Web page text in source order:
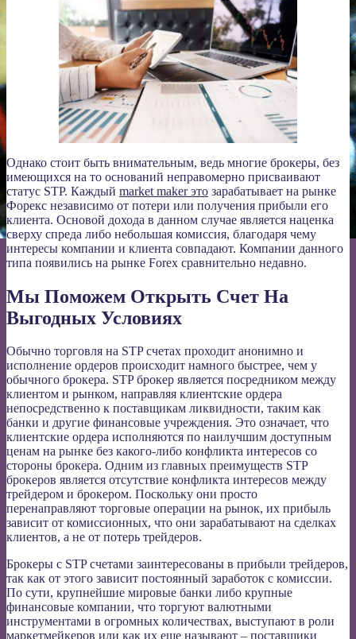
Однако стоит быть внимательным, ведь многие брокеры, без
имеющихся на то оснований неправомерно присваивают
статус STP. Каждый market maker это зарабатывает на рынке
Форекс независимо от потери или получения прибыли его
клиента. Основой дохода в данном случае является наценка
сверху спреда либо небольшая комиссия, благодаря чему
интересы компании и клиента совпадают. Компании данного
типа появились на рынке Forex сравнительно недавно.
Мы Поможем Открыть Счет На
Выгодных Условиях
Обычно торговля на STP счетах проходит анонимно и
исполнение ордеров происходит намного быстрее, чем у
обычного брокера. STP брокер является посредником между
клиентом и рынком, направляя клиентские ордера
непосредственно к поставщикам ликвидности, таким как
банки и другие финансовые учреждения. Это означает, что
клиентские ордера исполняются по наилучшим доступным
ценам на рынке без какого-либо конфликта интересов со
стороны брокера. Одним из главных преимуществ STP
брокеров является отсутствие конфликта интересов между
трейдером и брокером. Поскольку они просто
перенаправляют торговые операции на рынок, их прибыль
зависит от комиссионных, что они зарабатывают на сделках
клиентов, а не от потерь трейдеров.
Брокеры с STP счетами заинтересованы в прибыли трейдеров,
так как от этого зависит постоянный заработок с комиссии.
По сути, крупнейшие мировые банки либо крупные
финансовые компании, что торгуют валютными
инструментами в огромных количествах, выступают в роли
маркетмейкеров или как их еще называют – поставщики